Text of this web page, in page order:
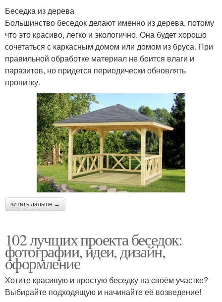
Беседка из дерева
Большинство беседок делают именно из дерева, потому
что это красиво, легко и экологично. Она будет хорошо
сочетаться с каркасным домом или домом из бруса. При
правильной обработке материал не боится влаги и
паразитов, но придется периодически обновлять
пропитку.
читать дальше →
102 лучших проекта беседок:
фотографии, идеи, дизайн,
оформление
Хотите красивую и простую беседку на своём участке?
Выбирайте подходящую и начинайте её возведение!